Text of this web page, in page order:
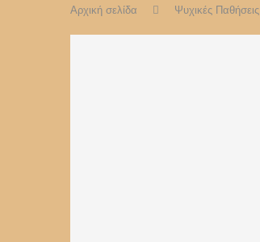
Αρχική σελίδα Ψυχικές Παθήσεις